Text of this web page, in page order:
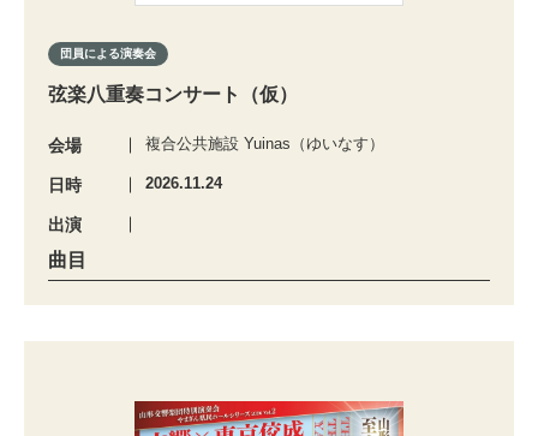
団員による演奏会
弦楽八重奏コンサート（仮）
会場 複合公共施設 Yuinas（ゆいなす）
日時 2026.11.24
出演
曲目